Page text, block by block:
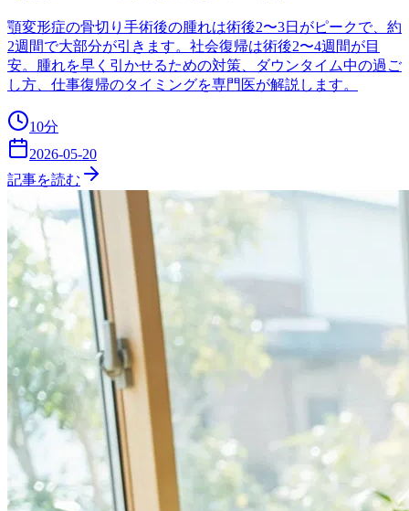
顎変形症の骨切り手術後の腫れは術後2〜3日がピークで、約
2週間で大部分が引きます。社会復帰は術後2〜4週間が目
安。腫れを早く引かせるための対策、ダウンタイム中の過ご
し方、仕事復帰のタイミングを専門医が解説します。
10分
2026-05-20
記事を読む